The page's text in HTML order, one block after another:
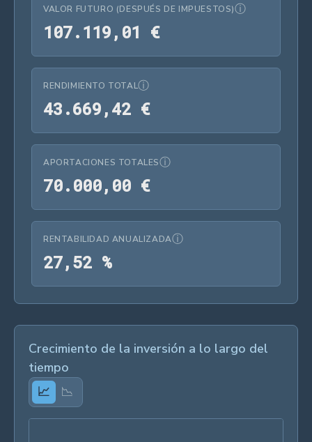
VALOR FUTURO (DESPUÉS DE IMPUESTOS)ⓘ
107.119, 01 €107.119,01 €
RENDIMIENTO TOTALⓘ
43.669,42 €43.669,42 €
APORTACIONES TOTALESⓘ
70.000, 00 €70.000,00 €
RENTABILIDAD ANUALIZADAⓘ
27,52 %27,52 %
Crecimiento de la inversión a lo largo del
tiempo
📈
📉